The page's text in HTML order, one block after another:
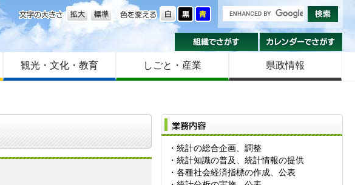
色を変える
文字の大きさ
組織でさがす
観光・文化・教育 しごと・産業 県政情報
・統計の総合企画、調整
・統計知識の普及、統計情報の提供
・各種社会経済指標の作成、公表